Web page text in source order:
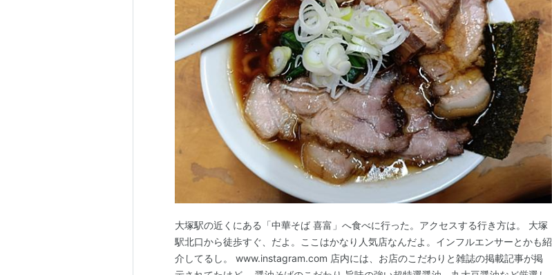
大塚駅の近くにある「中華そば 喜富」へ食べに行った。アクセスする行き方は。 大塚
駅北口から徒歩すぐ、だよ。ここはかなり人気店なんだよ。インフルエンサーとかも紹
介してるし。 www.instagram.com 店内には、お店のこだわりと雑誌の掲載記事が掲